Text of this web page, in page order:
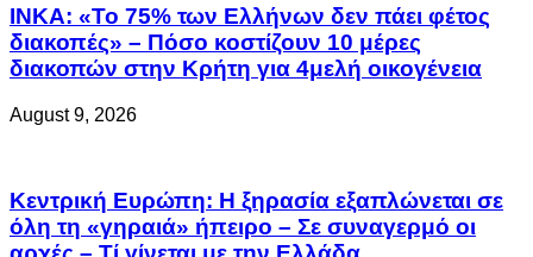
Related Articles
ΙΝΚΑ: «Το 75% των Ελλήνων δεν πάει φέτος
διακοπές» – Πόσο κοστίζουν 10 μέρες
August 9, 2026